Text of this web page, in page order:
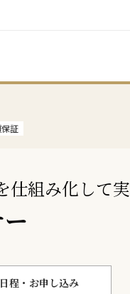
証
組み化して
程・お申し込み